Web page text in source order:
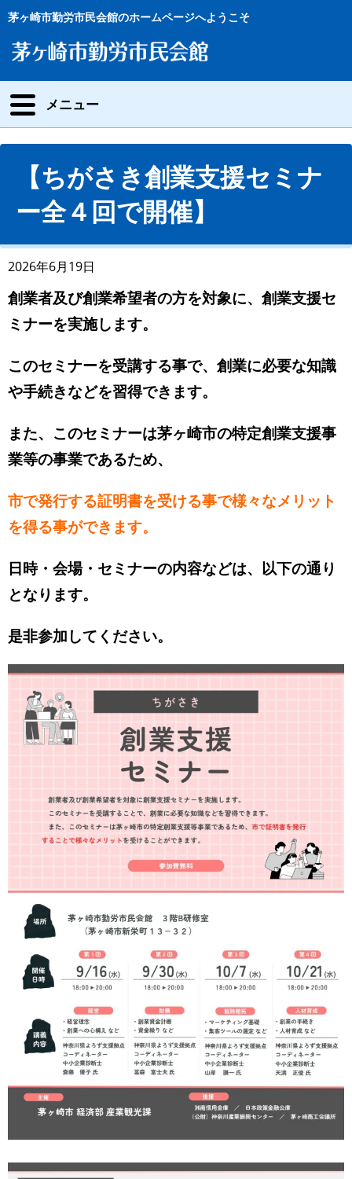
茅ヶ崎市勤労市民会館のホームページへようこそ
メニュー
【ちがさき創業支援セミナ
ー全４回で開催】
2026年6月19日
創業者及び創業希望者の方を対象に、創業支援セ
ミナーを実施します。
このセミナーを受講する事で、創業に必要な知識
や手続きなどを習得できます。
また、このセミナーは茅ヶ崎市の特定創業支援事
業等の事業であるため、
市で発行する証明書を受ける事で様々なメリット
を得る事ができます。
日時・会場・セミナーの内容などは、以下の通り
となります。
是非参加してください。